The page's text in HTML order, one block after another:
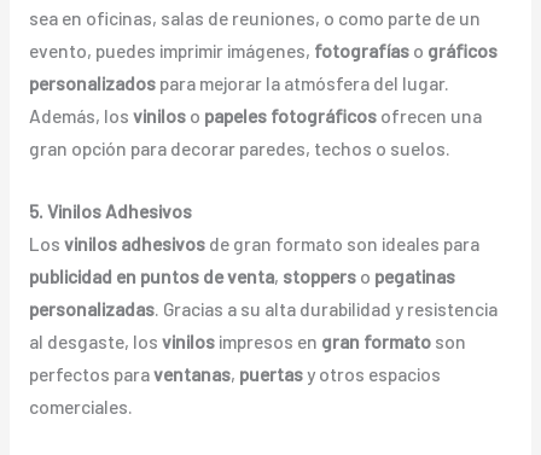
sea en oficinas, salas de reuniones, o como parte de un
evento, puedes imprimir imágenes, fotografíaso gráficos
personalizadospara mejorar la atmósfera del lugar.
Además, los viniloso papeles fotográficosofrecen una
gran opción para decorar paredes, techos o suelos.
5. Vinilos Adhesivos
Los vinilos adhesivosde gran formato son ideales para
publicidad en puntos de venta, stopperso pegatinas
personalizadas. Gracias a su alta durabilidad y resistencia
al desgaste, los vinilosimpresos en gran formatoson
perfectos paraventanas, puertasy otros espacios
comerciales.